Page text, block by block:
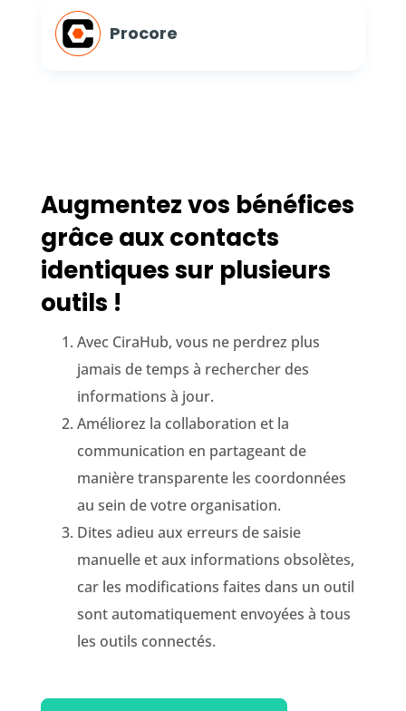
Procore
Augmentez vos bénéfices
grâce aux contacts
identiques sur plusieurs
outils !
Avec CiraHub, vous ne perdrez plus
jamais de temps à rechercher des
informations à jour.
Améliorez la collaboration et la
communication en partageant de
manière transparente les coordonnées
au sein de votre organisation.
Dites adieu aux erreurs de saisie
manuelle et aux informations obsolètes,
car les modifications faites dans un outil
sont automatiquement envoyées à tous
les outils connectés.